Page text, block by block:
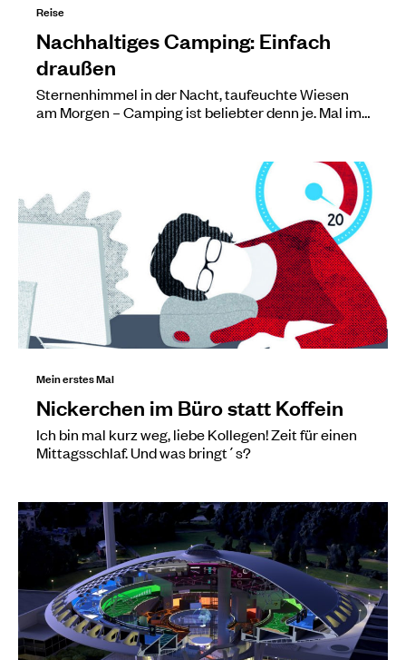
Reise
Nachhaltiges Camping: Einfach
draußen
Sternenhimmel in der Nacht, taufeuchte Wiesen
am Morgen – Camping ist beliebter denn je. Mal im…
Mein erstes Mal
Nickerchen im Büro statt Koffein
Ich bin mal kurz weg, liebe Kollegen! Zeit für einen
Mittagsschlaf. Und was bringt´s?